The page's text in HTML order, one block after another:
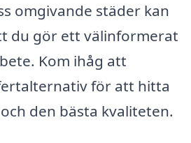
omgivande städer kan
du gör ett välinformerat
Kom ihåg att
för att hitta
den bästa kvaliteten.